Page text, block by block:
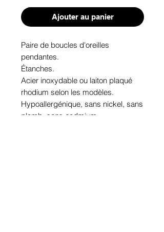
Ajouter au panier
Paire de boucles d'oreilles
pendantes.
Étanches.
Acier inoxydable ou laiton plaqué
rhodium selon les modèles.
Hypoallergénique, sans nickel, sans
plomb, sans cadmium.